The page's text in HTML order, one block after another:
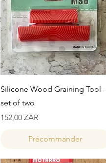
Aperçu rapide
Silicone Wood Graining Tool -
set of two
Prix
152,00 ZAR
Précommander